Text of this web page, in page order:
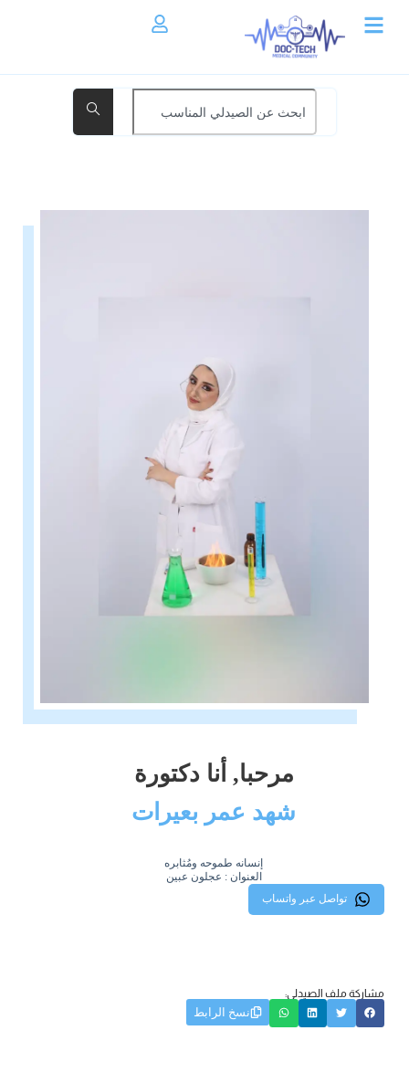
مرحبا, أنا دكتورة
شهد عمر بعيرات
إنسانه طموحه ومُثابره
العنوان : عجلون عبين
تواصل عبر واتساب
مشاركة ملف الصيدلي:
نسخ الرابط